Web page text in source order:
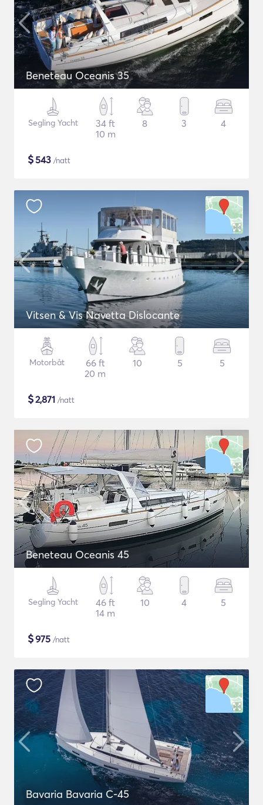
Beneteau Oceanis 35
Segling Yacht
34 ft
10 m
8 3 4
$543 /natt
Vitsen & Vis Navetta Dislocante
Motorbåt
66 ft
20 m
10 5 5
$2,871 /natt
Beneteau Oceanis 45
Segling Yacht
46 ft
14 m
10 4 5
$975 /natt
Bavaria Bavaria C-45